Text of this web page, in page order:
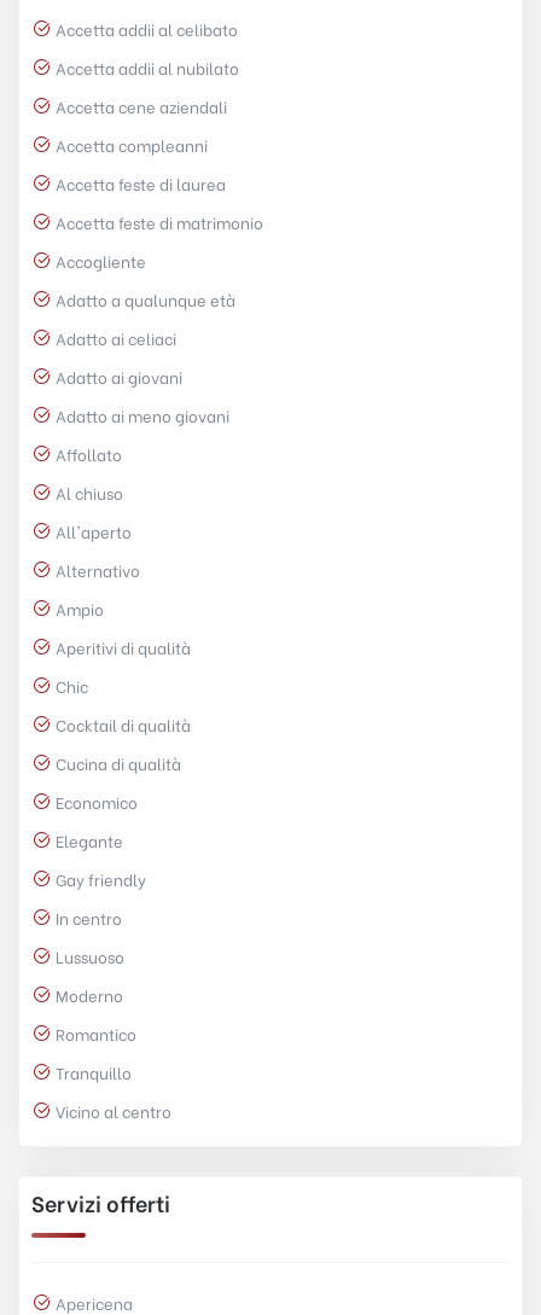
Accetta addii al celibato
Accetta addii al nubilato
Accetta cene aziendali
Accetta compleanni
Accetta feste di laurea
Accetta feste di matrimonio
Accogliente
Adatto a qualunque età
Adatto ai celiaci
Adatto ai giovani
Adatto ai meno giovani
Affollato
Al chiuso
All'aperto
Alternativo
Ampio
Aperitivi di qualità
Chic
Cocktail di qualità
Cucina di qualità
Economico
Elegante
Gay friendly
In centro
Lussuoso
Moderno
Romantico
Tranquillo
Vicino al centro
Servizi offerti
Apericena